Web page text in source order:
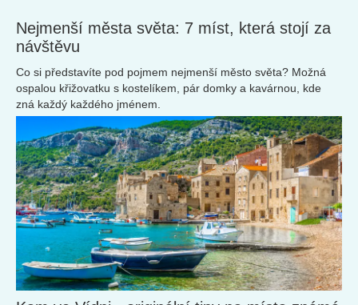
Nejmenší města světa: 7 míst, která stojí za
návštěvu
Co si představíte pod pojmem nejmenší město světa? Možná
ospalou křižovatku s kostelíkem, pár domky a kavárnou, kde
zná každý každého jménem.